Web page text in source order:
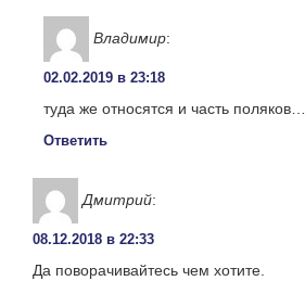
Владимир:
02.02.2019 в 23:18
туда же относятся и часть поляков…
Ответить
Дмитрий:
08.12.2018 в 22:33
Да поворачивайтесь чем хотите.